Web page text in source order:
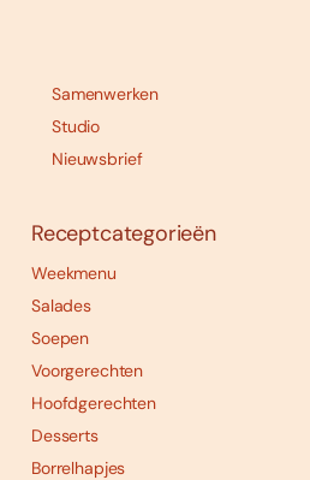
Samenwerken
Studio
Nieuwsbrief
Receptcategorieën
Weekmenu
Salades
Soepen
Voorgerechten
Hoofdgerechten
Desserts
Borrelhapjes